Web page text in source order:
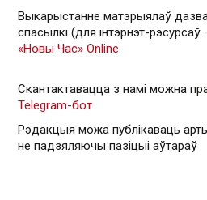
Выкарыстанне матэрыялаў
спасылкі (для інтэрнэт-
«Новы Час» Online
Скантактавацца з намі можна
Telegram-бот
Рэдакцыя можа публікаваць
не падзяляючы пазіцыі аўтараў